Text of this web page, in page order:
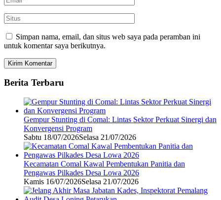
Simpan nama, email, dan situs web saya pada peramban ini
untuk komentar saya berikutnya.
Berita Terbaru
Gempur Stunting di Comal: Lintas Sektor Perkuat Sinergi dan
Konvergensi Program
Sabtu 18/07/2026Selasa 21/07/2026
Kecamatan Comal Kawal Pembentukan Panitia dan
Pengawas Pilkades Desa Lowa 2026
Kamis 16/07/2026Selasa 21/07/2026